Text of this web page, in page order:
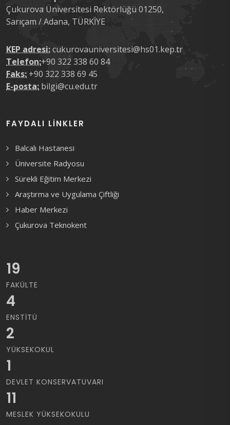
Çukurova Üniversitesi Rektörlüğü 01250,
Sarıçam / Adana, TÜRKİYE
KEP adresi:cukurovauniversitesi@hs01.kep.tr
Telefon:+90 322 338 60 84
Faks: +90 322 338 69 45
E-posta: bilgi@cu.edu.tr
FAYDALI LINKLER
Balcalı Hastanesi
Üniversite Radyosu
Sürekli Eğitim Merkezi
Araştırma ve Uygulama Çiftliği
Haber Merkezi
Çukurova Teknokent
19
FAKÜLTE
4
ENSTITÜ
2
YÜKSEKOKUL
1
DEVLET KONSERVATUVARI
11
MESLEK YÜKSEKOKULU